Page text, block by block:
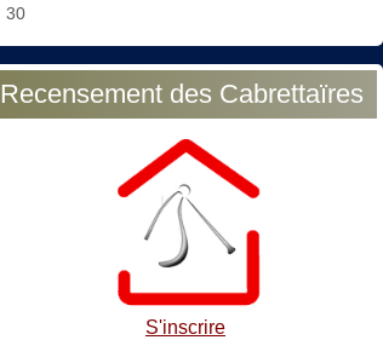
30
Recensement des Cabrettaïres
S'inscrire